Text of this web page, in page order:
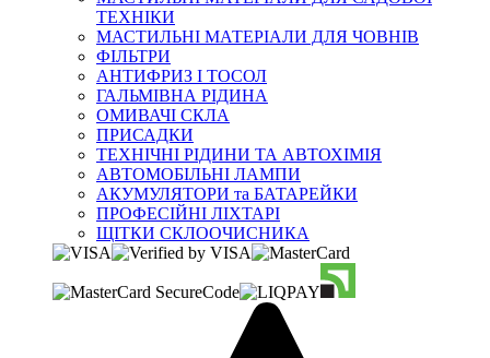
ТЕХНІКИ
МАСТИЛЬНІ МАТЕРІАЛИ ДЛЯ ЧОВНІВ
ФІЛЬТРИ
АНТИФРИЗ І ТОСОЛ
ГАЛЬМІВНА РІДИНА
ОМИВАЧІ СКЛА
ПРИСАДКИ
ТЕХНІЧНІ РІДИНИ ТА АВТОХІМІЯ
АВТОМОБІЛЬНІ ЛАМПИ
АКУМУЛЯТОРИ та БАТАРЕЙКИ
ПРОФЕСІЙНІ ЛІХТАРІ
ЩІТКИ СКЛООЧИСНИКА